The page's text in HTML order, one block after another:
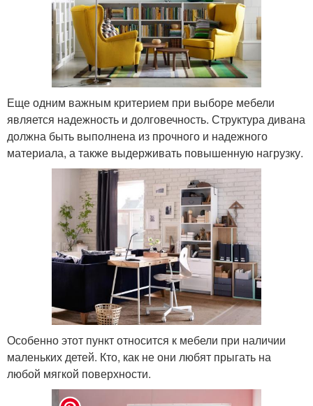
Еще одним важным критерием при выборе мебели
является надежность и долговечность. Структура дивана
должна быть выполнена из прочного и надежного
материала, а также выдерживать повышенную нагрузку.
Особенно этот пункт относится к мебели при наличии
маленьких детей. Кто, как не они любят прыгать на
любой мягкой поверхности.